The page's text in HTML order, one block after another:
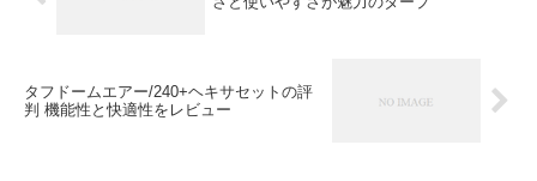
タフドームエアー/240+ヘキサセットの評
判 機能性と快適性をレビュー